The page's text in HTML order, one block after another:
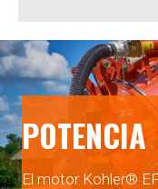
POTENCIA
El motor Kohler®